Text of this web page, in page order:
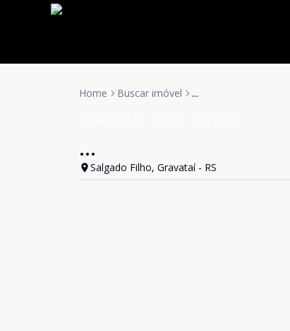
Home Buscar imóvel ...
...
Salgado Filho, Gravataí - RS